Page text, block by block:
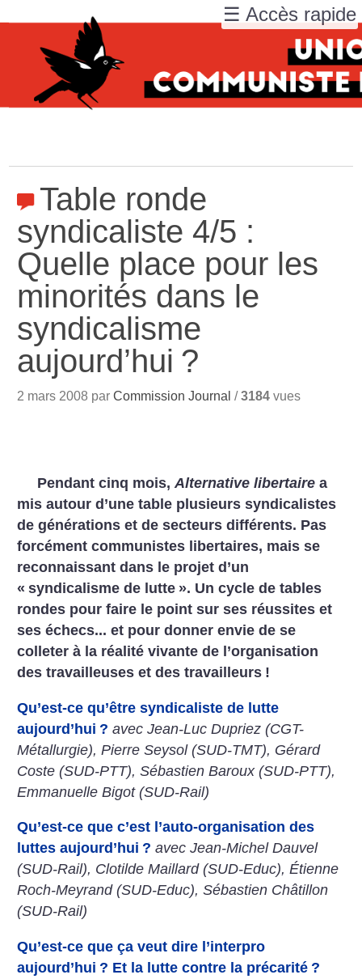
Table ronde
syndicaliste 4/5 :
Quelle place pour les
minorités dans le
syndicalisme
aujourd’hui ?
2 mars 2008 parCommission Journal /3184 vues
Pendant cinq mois,Alternative libertaire a
mis autour d’une table plusieurs syndicalistes
de générations et de secteurs différents. Pas
forcément communistes libertaires, mais se
reconnaissant dans le projet d’un
« syndicalisme de lutte ». Un cycle de tables
rondes pour faire le point sur ses réussites et
ses échecs... et pour donner envie de se
colleter à la réalité vivante de l’organisation
des travailleuses et des travailleurs !
Qu’est-ce qu’être syndicaliste de lutte
aujourd’hui ? avec Jean-Luc Dupriez (CGT-
Métallurgie), Pierre Seysol (SUD-TMT), Gérard
Coste (SUD-PTT), Sébastien Baroux (SUD-PTT),
Emmanuelle Bigot (SUD-Rail)
Qu’est-ce que c’est l’auto-organisation des
luttes aujourd’hui ? avec Jean-Michel Dauvel
(SUD-Rail), Clotilde Maillard (SUD-Educ), Étienne
Roch-Meyrand (SUD-Educ), Sébastien Châtillon
(SUD-Rail)
Qu’est-ce que ça veut dire l’interpro
aujourd’hui ? Et la lutte contre la précarité ?
☰ Accès rapide